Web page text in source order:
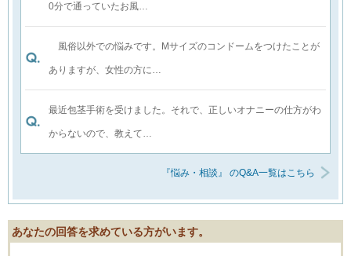
0分で通っていたお風…
風俗以外での悩みです。Mサイズのコンドームをつけたことが
ありますが、女性の方に…
最近包茎手術を受けました。それで、正しいオナニーの仕方がわ
からないので、教えて…
『悩み・相談』 のQ&A一覧はこちら
あなたの回答を求めている方がいます。